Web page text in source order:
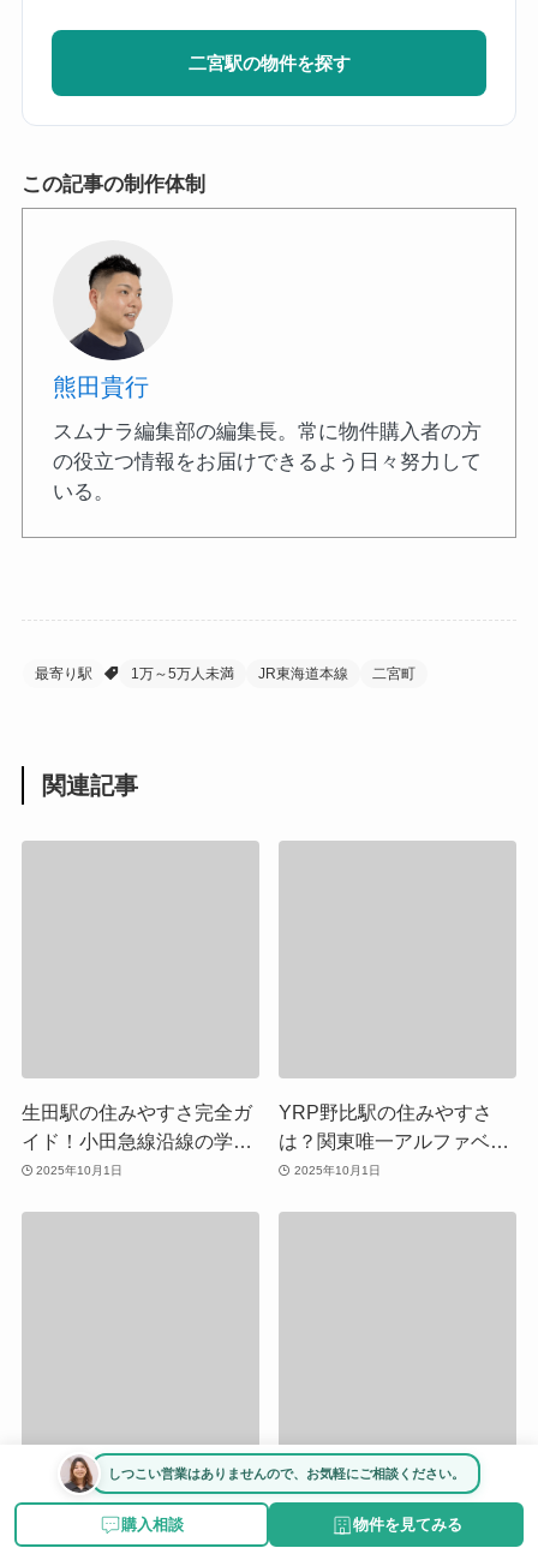
二宮駅の物件を探す
この記事の制作体制
熊田貴行
スムナラ編集部の編集長。常に物件購入者の方
の役立つ情報をお届けできるよう日々努力して
いる。
最寄り駅 1万～5万人未満 JR東海道本線 二宮町
関連記事
生田駅の住みやすさ完全ガ
イド！小田急線沿線の学生
と家族の街、駅前商業充実
2025年10月1日
YRP野比駅の住みやすさ
は？関東唯一アルファベッ
ト駅名の街、海と研究施設
2025年10月1日
はるひ野駅の住みやすさ完
全ガイド！2004年開業の新
しい街で叶える緑豊かなフ
三浦海岸駅の住みやすさ完
全ガイド！河津桜が彩る海
辺の街、リーズナブルな家
しつこい営業はありませんので、お気軽にご相談ください。
購入相談 物件を見てみる